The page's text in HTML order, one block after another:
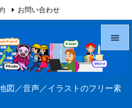
図／音声／イラストのフリー素


お問い合わせ